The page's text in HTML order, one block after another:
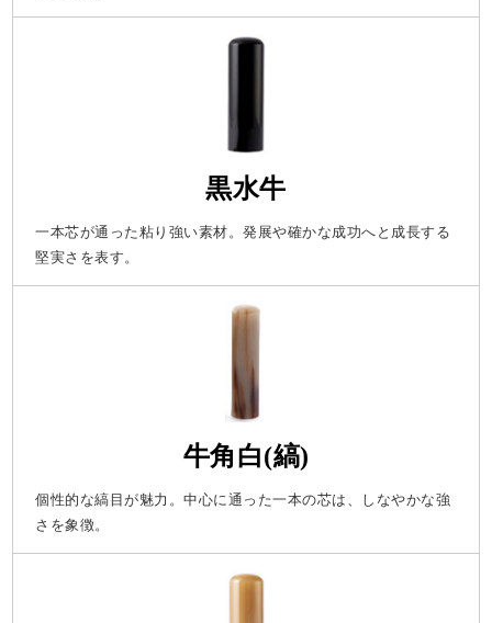
黒水牛
一本芯が通った粘り強い素材。発展や確かな成功へと成長する
堅実さを表す。
牛角白(縞)
個性的な縞目が魅力。中心に通った一本の芯は、しなやかな強
さを象徴。